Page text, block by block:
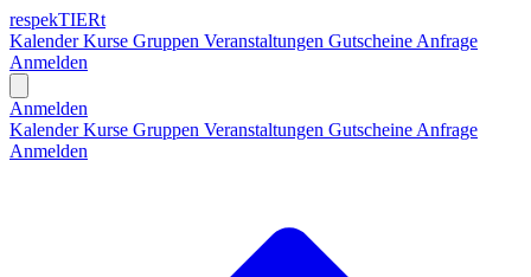
respekTIERt
KalenderKurse Gruppen Veranstaltungen Gutscheine Anfrage
Anmelden
Anmelden
KalenderKurse Gruppen Veranstaltungen Gutscheine Anfrage
Anmelden